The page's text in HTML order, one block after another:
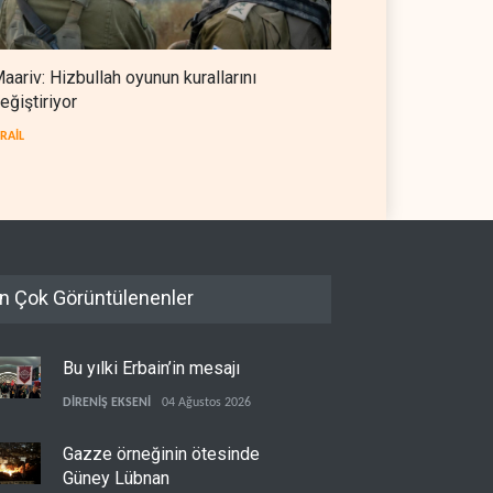
değiştiriyor
güneyindeki Mansuri için
tahliye çağrısı
Hizbullah oyunun kurallarını
Çok Görüntülenenler
Bu yılki Erbain’in mesajı
DİRENİŞ EKSENİ 04 Ağustos 2026
Gazze örneğinin ötesinde
Güney Lübnan